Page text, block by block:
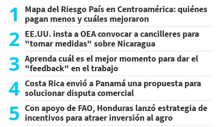
1
Mapa del Riesgo País en Centroamérica: quiénes
pagan menos y cuáles mejoraron
2 EE.UU. insta a OEA convocar a cancilleres para
"tomar medidas" sobre Nicaragua
3 Aprenda cuál es el mejor momento para dar el
"feedback" en el trabajo
4 Costa Rica envió a Panamá una propuesta para
solucionar disputa comercial
5 Con apoyo de FAO, Honduras lanzó estrategia de
incentivos para atraer inversión al agro